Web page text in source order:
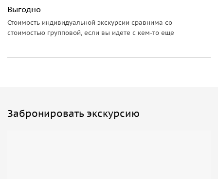
Выгодно
Стоимость индивидуальной экскурсии сравнима со
стоимостью групповой, если вы идете с кем-то еще
Забронировать экскурсию